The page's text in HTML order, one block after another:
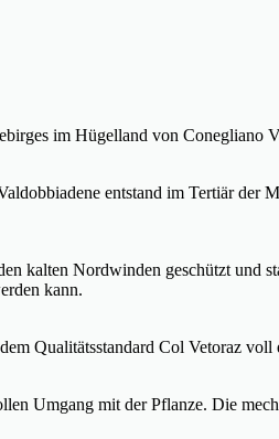
im Hügelland von Conegliano
entstand im Tertiär der
kalten Nordwinden geschützt und
kann.
Qualitätsstandard Col Vetoraz voll
Umgang mit der Pflanze. Die